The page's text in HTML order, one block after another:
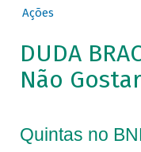
Ações
DUDA
Não
Quintas no